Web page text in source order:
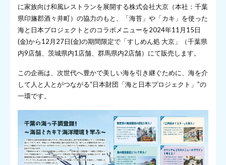
に家族向け和風レストランを展開する株式会社大京（本社：千葉
県印旛郡酒々井町）の協力のもと、「海苔」や「カキ」を使った
海と日本プロジェクトとのコラボメニューを2024年11月15日
(金)から12月27日(金)の期間限定で「すしめん処 大京」（千葉県
内9店舗、茨城県内1店舗、群馬県内2店舗）にて販売します。
この企画は、次世代へ豊かで美しい海を引き継ぐために、海を介
して人と人とがつながる“日本財団「海と日本プロジェクト」”の
一環です。